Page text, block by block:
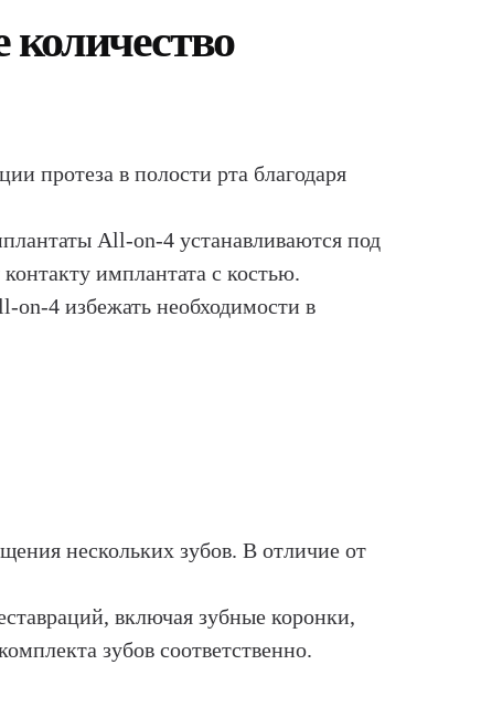
количество
протеза в полости рта благодаря
All-on-4 устанавливаются под
имплантата с костью.
4 избежать необходимости в
нескольких зубов. В отличие от
включая зубные коронки,
зубов соответственно.